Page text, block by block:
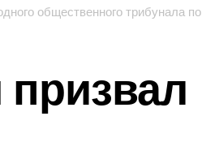
трибунала по преступлениям ВСУ